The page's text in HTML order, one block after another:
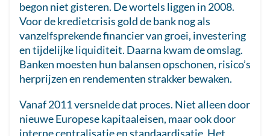
begon niet gisteren. De wortels liggen in 2008.
Voor de kredietcrisis gold de bank nog als
vanzelfsprekende financier van groei, investering
en tijdelijke liquiditeit. Daarna kwam de omslag.
Banken moesten hun balansen opschonen, risico’s
herprijzen en rendementen strakker bewaken.
Vanaf 2011 versnelde dat proces. Niet alleen door
nieuwe Europese kapitaaleisen, maar ook door
interne centralisatie en standaardisatie. Het